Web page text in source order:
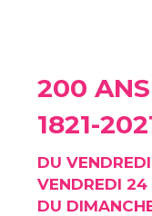
200 ANS
1821-
DU
VENDREDI 24
DU